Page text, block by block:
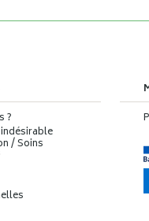
?
/ Soins